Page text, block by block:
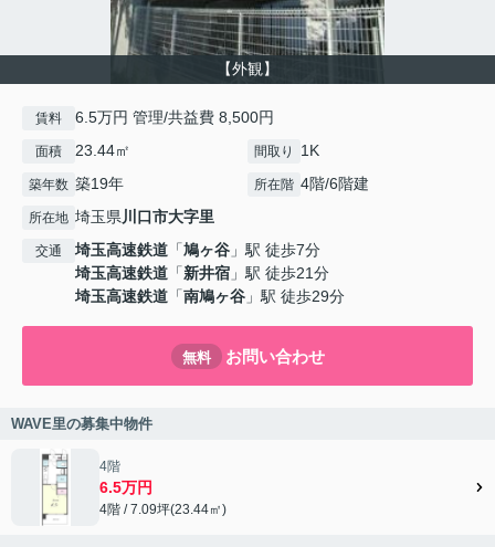
【外観】
賃料 6.5万円 管理/共益費 8,500円
面積 23.44㎡ 間取り 1K
築年数 築19年 所在階 4階/6階建
所在地 埼玉県川口市大字里
交通 埼玉高速鉄道 「鳩ヶ谷 」駅 徒歩7分
埼玉高速鉄道 「新井宿 」駅 徒歩21分
埼玉高速鉄道 「南鳩ヶ谷 」駅 徒歩29分
無料 お問い合わせ
WAVE里の募集中物件
4階
6.5万円
4階 / 7.09坪(23.44㎡)